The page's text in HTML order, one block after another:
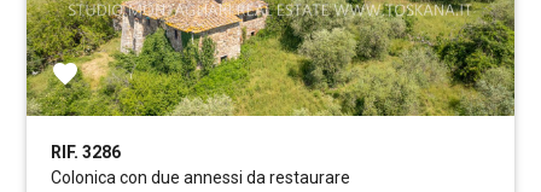
RIF. 3286
Colonica con due annessi da restaurare